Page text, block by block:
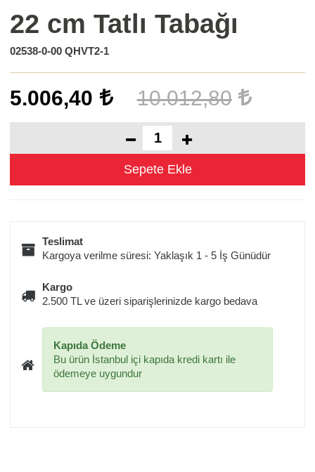
22 cm Tatlı Tabağı
02538-0-00 QHVT2-1
5.006,40 10.012,80
Teslimat
Kargoya verilme süresi: Yaklaşık 1 - 5 İş Günüdür
Kargo
2.500 TL ve üzeri siparişlerinizde kargo bedava
Kapıda Ödeme
Bu ürün İstanbul içi kapıda kredi kartı ile
ödemeye uygundur